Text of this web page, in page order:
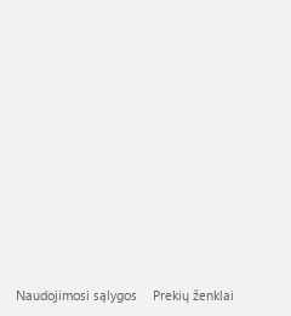
Naudojimosi sąlygos Prekių ženklai